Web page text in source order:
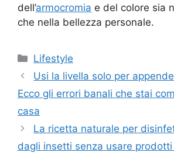
dell’armocromia e del colore sia
che nella bellezza personale.
Categorie
Lifestyle
Usi la livella solo per
Ecco gli errori banali che stai
casa
La ricetta naturale per
dagli insetti senza usare prodotti